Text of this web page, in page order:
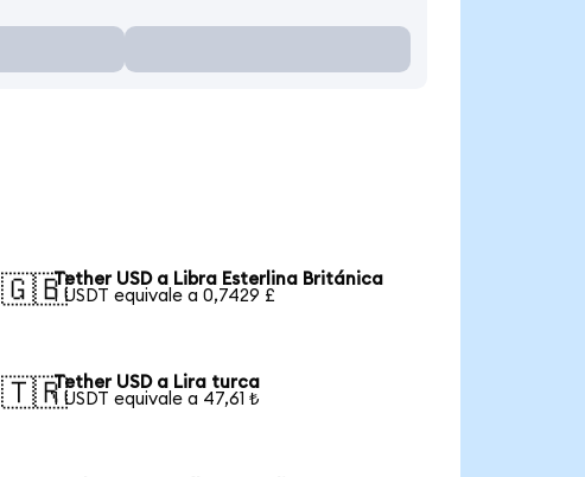
🇬🇧Tether USD a Libra Esterlina Británica
1 USDT equivale a 0,7429 £
🇹🇷Tether USD a Lira turca
1 USDT equivale a 47,61 ₺